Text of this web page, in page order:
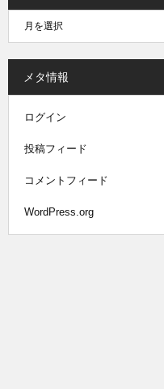
メタ情報
ログイン
投稿フィード
コメントフィード
WordPress.org